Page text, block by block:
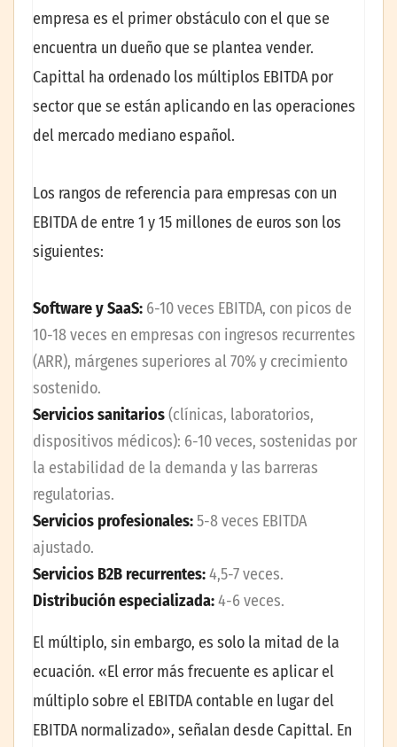
empresa es el primer obstáculo con el que se
encuentra un dueño que se plantea vender.
Capittal ha ordenado los múltiplos EBITDA por
sector que se están aplicando en las operaciones
del mercado mediano español.
Los rangos de referencia para empresas con un
EBITDA de entre 1 y 15 millones de euros son los
siguientes:
Software y SaaS: 6-10 veces EBITDA, con picos de
10-18 veces en empresas con ingresos recurrentes
(ARR), márgenes superiores al 70% y crecimiento
sostenido.
Servicios sanitarios(clínicas, laboratorios,
dispositivos médicos): 6-10 veces, sostenidas por
la estabilidad de la demanda y las barreras
regulatorias.
Servicios profesionales:5-8 veces EBITDA
ajustado.
Servicios B2B recurrentes:4,5-7 veces.
Distribución especializada:4-6 veces.
El múltiplo, sin embargo, es solo la mitad de la
ecuación. «El error más frecuente es aplicar el
múltiplo sobre el EBITDA contable en lugar del
EBITDA normalizado», señalan desde Capittal. En